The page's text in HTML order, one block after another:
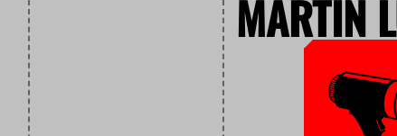
MARTIN